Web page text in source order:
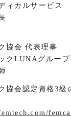
ィカルサービス
協会 代表理事
クLUNAグルー
協会認定資格3級